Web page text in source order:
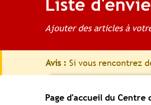
Liste
Ajouter des articles à
Avis : Si vous rencontrez
Page d'accueil du Centre